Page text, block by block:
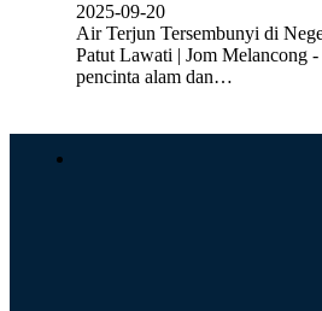
2025-09-20
Air Terjun Tersembunyi di
Patut Lawati | Jom Melancong -
pencinta alam dan…